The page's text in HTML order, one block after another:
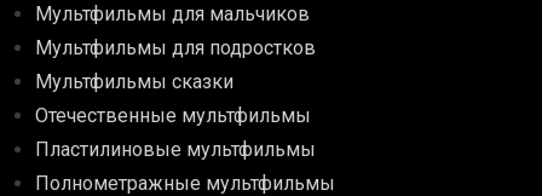
Мультфильмы для мальчиков
Мультфильмы для подростков
Мультфильмы сказки
Отечественные мультфильмы
Пластилиновые мультфильмы
Полнометражные мультфильмы